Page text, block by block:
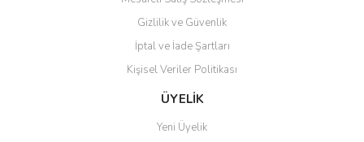
Gönder
Gizlilik ve Güvenlik
İptal ve İade Şartları
Kişisel Veriler Politikası
ÜYELİK
Yeni Üyelik